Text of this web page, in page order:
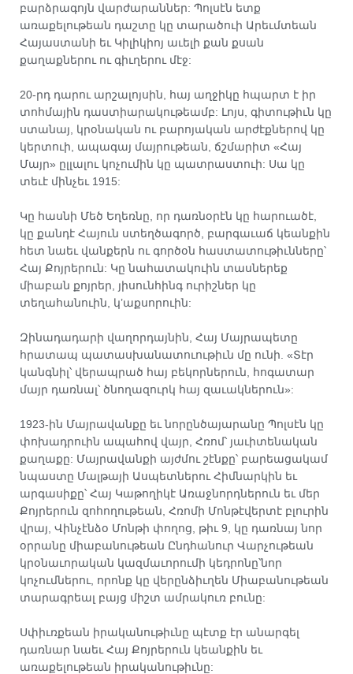
բարձրագոյն վարժարաններ: Պոլսէն ետք
առաքելութեան դաշտը կը տարածուի Արեւմտեան
Հայաստանի եւ Կիլիկիոյ աւելի քան քսան
քաղաքներու ու գիւղերու մէջ:
20-րդ դարու արշալոյսին, հայ աղջիկը հպարտ է իր
տոհմային դաստիարակութեամբ: Լոյս, գիտութիւն կը
ստանայ, կրօնական ու բարոյական արժէքներով կը
կերտուի, ապագայ մայրութեան, ճշմարիտ «Հայ
Մայր» ըլլալու կոչումին կը պատրաստուի: Սա կը
տեւէ մինչեւ 1915:
Կը հասնի Մեծ Եղեռնը, որ դառնօրէն կը հարուածէ,
կը քանդէ Հայուն ստեղծագործ, բարգաւաճ կեանքին
հետ նաեւ վանքերն ու գործօն հաստատութիւնները՝
Հայ Քոյրերուն: Կը նահատակուին տասներեք
միաբան քոյրեր, յիսունհինգ ուրիշներ կը
տեղահանուին, կ’աքսորուին:
Զինադադարի վաղորդայնին, Հայ Մայրապետը
հրատապ պատասխանատուութիւն մը ունի. «Տէր
կանգնիլ՝ վերապրած հայ բեկորներուն, հոգատար
մայր դառնալ՝ ծնողազուրկ հայ զաւակներուն»:
1923-ին Մայրավանքը եւ նորընծայարանը Պոլսէն կը
փոխադրուին ապահով վայր, Հռոմ՝ յաւիտենական
քաղաքը: Մայրավանքի այժմու շէնքը՝ բարեացակամ
նպաստը Մալթայի Ասպետներու Հիմնարկին եւ
արգասիքը՝ Հայ Կաթողիկէ Առաջնորդներուն եւ մեր
Քոյրերուն զոհողութեան, Հռոմի Մոնթէվերտէ բլուրին
վրայ, Վինչէնձօ Մոնթի փողոց, թիւ 9, կը դառնայ նոր
օրրանը միաբանութեան Ընդհանուր Վարչութեան
կրօնաւորական կազմաւորումի կեդրոնը՝նոր
կոչումներու, որոնք կը վերընձիւղեն Միաբանութեան
տարագրեալ բայց միշտ ամրակուռ բունը:
Սփիւռքեան իրականութիւնը պէտք էր անարգել
դառնար նաեւ Հայ Քոյրերուն կեանքին եւ
առաքելութեան իրականութիւնը: